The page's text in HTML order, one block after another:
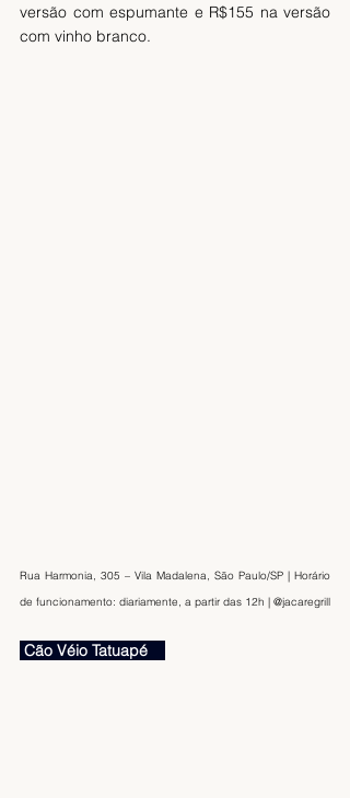
versão com espumante e R$155 na versão
com vinho branco.
Rua Harmonia, 305 – Vila Madalena, São Paulo/SP | Horário
de funcionamento: diariamente, a partir das 12h | @jacaregrill
Cão Véio Tatuapé